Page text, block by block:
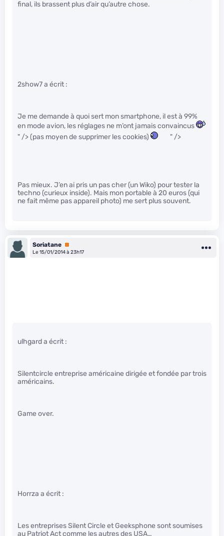
final, ils brassent plus d’air qu’autre chose.
2show7 a écrit :
Je me demande à quoi sert mon smartphone, il est à 99%
en mode avion, les réglages ne m’ont jamais convaincus
" /> (pas moyen de supprimer les cookies)
" />
Pas mieux. J’en ai pris un pas cher (un Wiko) pour tester la
techno (curieux inside). Mais mon portable à 20 euros (qui
ne fait même pas appareil photo) me sert plus souvent.
Soriatane Premium
Le 15/01/2014 à 23h17
ulhgard a écrit :
Silentcircle entreprise américaine dirigée et fondée par trois
américains.
Game over.
Horrza a écrit :
Les entreprises Silent Circle et Geeksphone sont soumises
au Patriot Act comme les autres des USA…